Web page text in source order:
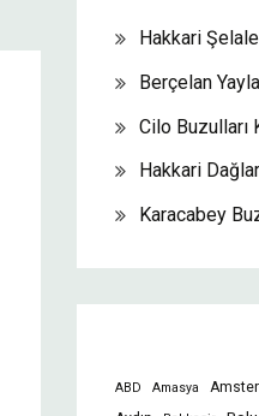
Hakkari
Berçelan
Cilo Buzulları
Hakkari
Karacabey
ABD Amasya